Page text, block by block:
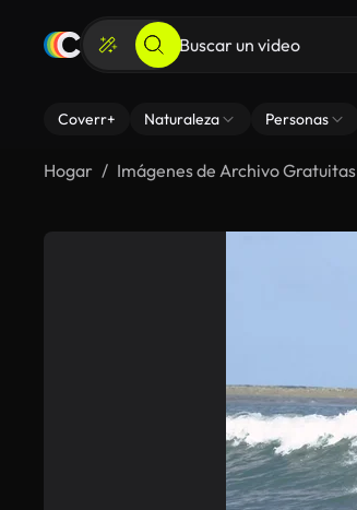
Coverr+ Naturaleza Personas
Hogar Imágenes de Archivo Gratuitas